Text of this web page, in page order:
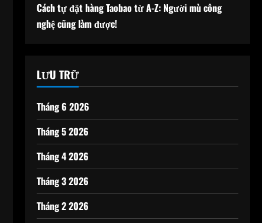
Cách tự đặt hàng Taobao từ A-Z: Người mù công
nghệ cũng làm được!
LƯU TRỮ
Tháng 6 2026
Tháng 5 2026
Tháng 4 2026
Tháng 3 2026
Tháng 2 2026